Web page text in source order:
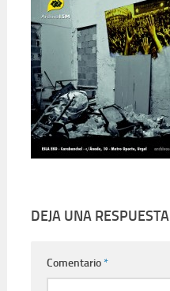
DEJA UNA RESPUESTA
Comentario*